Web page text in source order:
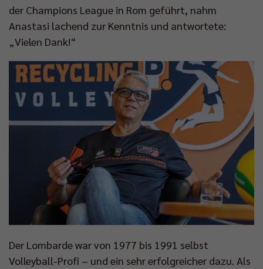
der Champions League in Rom geführt, nahm
Anastasi lachend zur Kenntnis und antwortete:
„Vielen Dank!“
Der Lombarde war von 1977 bis 1991 selbst
Volleyball-Profi – und ein sehr erfolgreicher dazu. Als